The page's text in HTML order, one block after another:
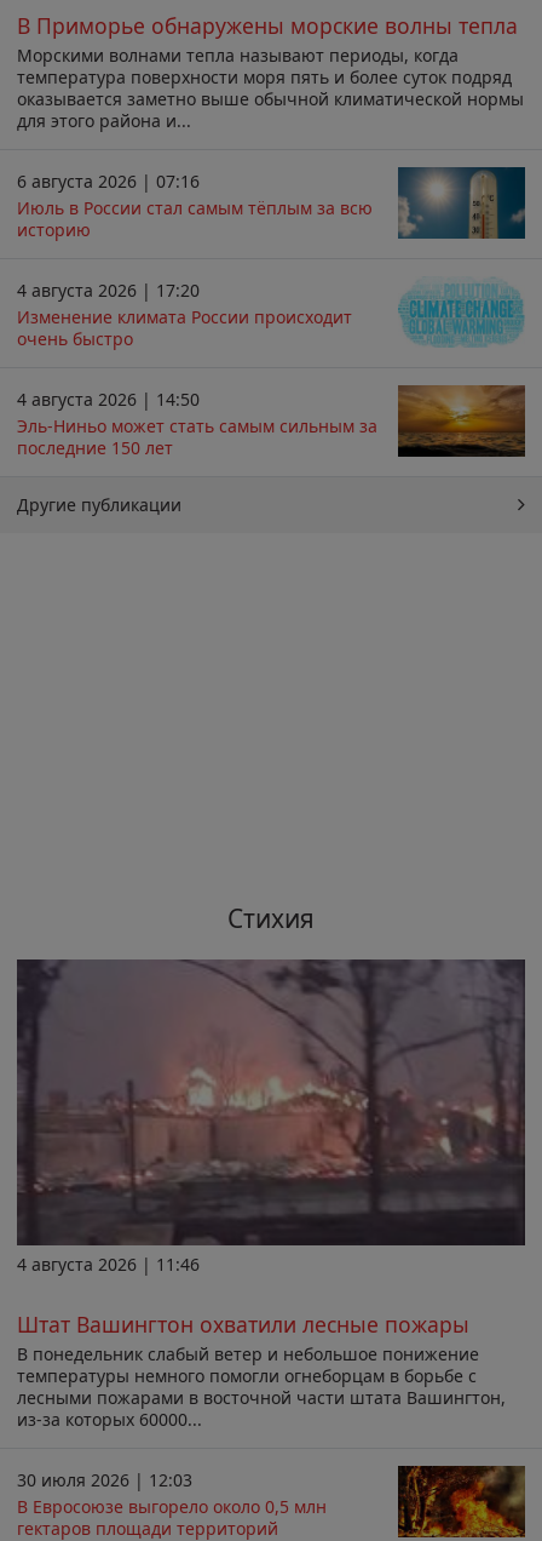
В Приморье обнаружены морские волны тепла
Морскими волнами тепла называют периоды, когда
температура поверхности моря пять и более суток подряд
оказывается заметно выше обычной климатической нормы
для этого района и...
6 августа 2026 | 07:16
Июль в России стал самым тёплым за всю
историю
4 августа 2026 | 17:20
Изменение климата России происходит
очень быстро
4 августа 2026 | 14:50
Эль-Ниньо может стать самым сильным за
последние 150 лет
Другие публикации
Стихия
4 августа 2026 | 11:46
Штат Вашингтон охватили лесные пожары
В понедельник слабый ветер и небольшое понижение
температуры немного помогли огнеборцам в борьбе с
лесными пожарами в восточной части штата Вашингтон,
из-за которых 60000...
30 июля 2026 | 12:03
В Евросоюзе выгорело около 0,5 млн
гектаров площади территорий